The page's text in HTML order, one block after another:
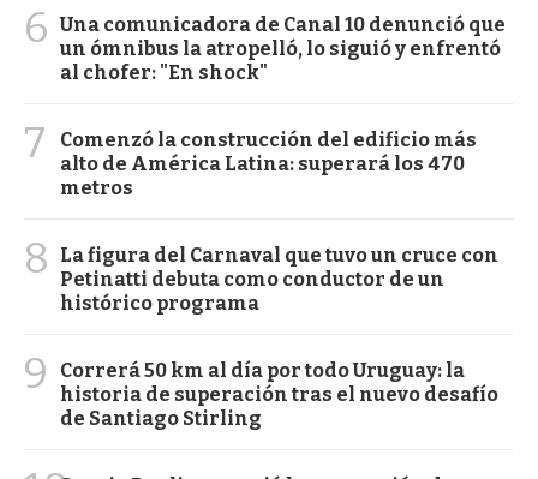
6 Una comunicadora de Canal 10 denunció que
un ómnibus la atropelló, lo siguió y enfrentó
al chofer: "En shock"
7
Comenzó la construcción del edificio más
alto de América Latina: superará los 470
metros
8
La figura del Carnaval que tuvo un cruce con
Petinatti debuta como conductor de un
histórico programa
9
Correrá 50 km al día por todo Uruguay: la
historia de superación tras el nuevo desafío
de Santiago Stirling